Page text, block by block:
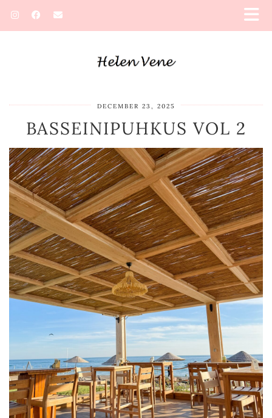
DECEMBER 23, 2025
BASSEINIPUHKUS VOL 2